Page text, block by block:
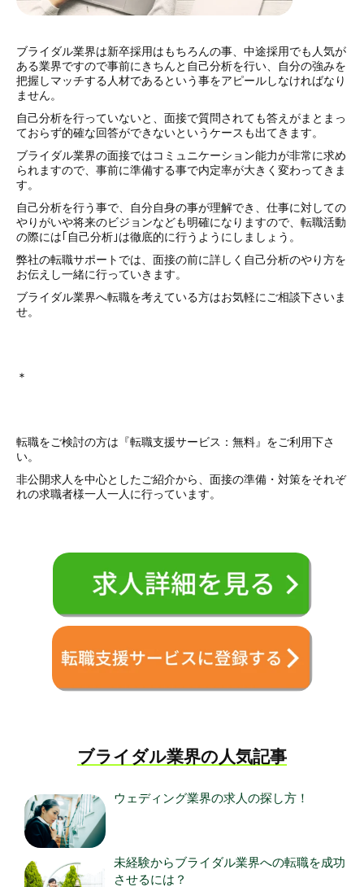
ブライダル業界は新卒採用はもちろんの事、中途採用でも人気が
ある業界ですので事前にきちんと自己分析を行い、自分の強みを
把握しマッチする人材であるという事をアピールしなければなり
ません。
自己分析を行っていないと、面接で質問されても答えがまとまっ
ておらず的確な回答ができないというケースも出てきます。
ブライダル業界の面接ではコミュニケーション能力が非常に求め
られますので、事前に準備する事で内定率が大きく変わってきま
す。
自己分析を行う事で、自分自身の事が理解でき、仕事に対しての
やりがいや将来のビジョンなども明確になりますので、転職活動
の際には｢自己分析｣は徹底的に行うようにしましょう。
弊社の転職サポートでは、面接の前に詳しく自己分析のやり方を
お伝えし一緒に行っていきます。
ブライダル業界へ転職を考えている方はお気軽にご相談下さいま
せ。
＊
転職をご検討の方は『転職支援サービス：無料』をご利用下さ
い。
非公開求人を中心としたご紹介から、面接の準備・対策をそれぞ
れの求職者様一人一人に行っています。
ブライダル業界の人気記事
ウェディング業界の求人の探し方！
未経験からブライダル業界への転職を成功
させるには？